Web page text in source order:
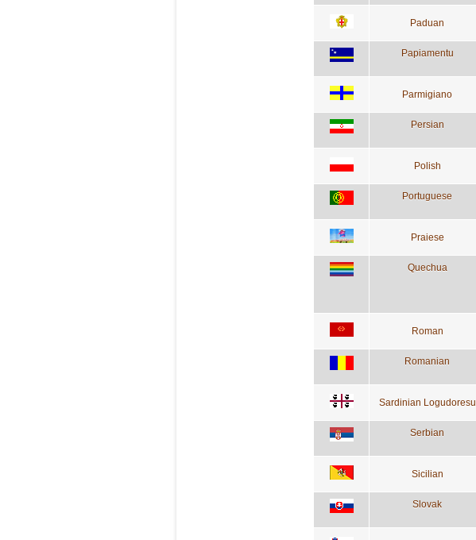
Paduan
Papiamentu
Parmigiano
Persian
Polish
Portuguese
Praiese
Quechua
Roman
Romanian
Sardinian Logudoresu
Serbian
Sicilian
Slovak